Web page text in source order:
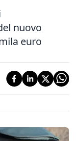
nuovo
euro